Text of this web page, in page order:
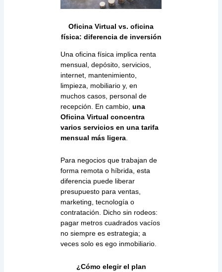
Oficina Virtual vs. oficina
física: diferencia de inversión
Una oficina física implica renta
mensual, depósito, servicios,
internet, mantenimiento,
limpieza, mobiliario y, en
muchos casos, personal de
recepción. En cambio,una
Oficina Virtual concentra
varios servicios en una tarifa
mensual más ligera
Para negocios que trabajan de
forma remota o híbrida, esta
diferencia puede liberar
presupuesto para ventas,
marketing, tecnología o
contratación. Dicho sin rodeos:
pagar metros cuadrados vacíos
no siempre es estrategia; a
veces solo es ego inmobiliario.
¿Cómo elegir el plan